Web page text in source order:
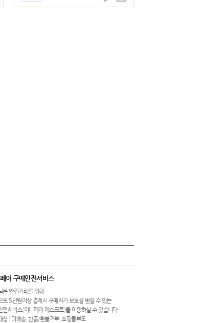
이 구매안전서비스
은 안전거래를 위해
로 5만원이상 결제시 구매자가 보호를 받을 수 있는
전서비스(이니페이 에스크로)를 이용하실 수 있습니다.
상 : 미배송, 반품/환불거부, 쇼핑몰부도